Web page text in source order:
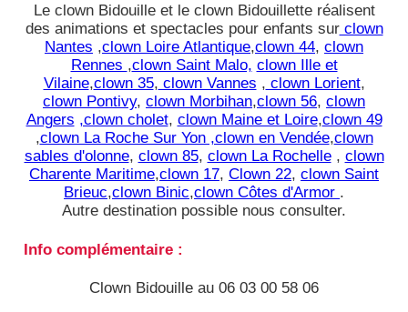
Le clown Bidouille et le clown Bidouillette réalisent
des animations et spectacles pour enfants surclown
Nantes ,clown Loire Atlantique,clown 44, clown
Rennes ,clown Saint Malo, clown Ille et
Vilaine,clown 35, clown Vannes , clown Lorient,
clown Pontivy, clown Morbihan,clown 56, clown
Angers ,clown cholet, clown Maine et Loire,clown 49
,clown La Roche Sur Yon ,clown en Vendée,clown
sables d'olonne, clown 85, clown La Rochelle, clown
Charente Maritime,clown 17, Clown 22, clown Saint
Brieuc,clown Binic,clown Côtes d'Armor .
Autre destination possible nous consulter.
Info complémentaire :
Clown Bidouille au 06 03 00 58 06